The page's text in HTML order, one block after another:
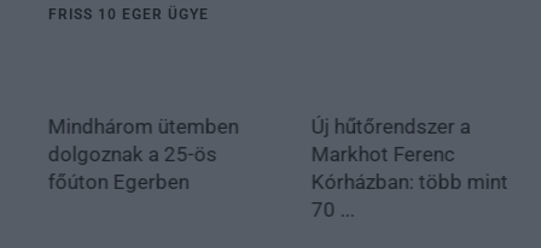
FRISS 10 EGER ÜGYE
Mindhárom ütemben
dolgoznak a 25-ös
főúton Egerben
Új hűtőrendszer a
Markhot Ferenc
Kórházban: több mint
70 ...